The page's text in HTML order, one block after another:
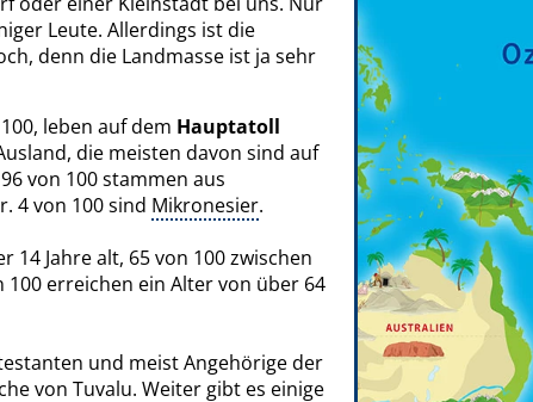
Leute. Allerdings ist die
denn die Landmasse ist ja sehr
leben auf dem Hauptatoll
die meisten davon sind auf
von 100 stammen aus
4 von 100 sind Mikronesier.
14 Jahre alt, 65 von 100 zwischen
100 erreichen ein Alter von über 64
und meist Angehörige der
von Tuvalu. Weiter gibt es einige